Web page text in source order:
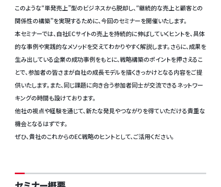
このような“単発売上”型のビジネスから脱却し、“継続的な売上と顧客との
関係性の構築”を実現するために、今回のセミナーを開催いたします。
本セミナーでは、自社ECサイトの売上を持続的に伸ばしていくヒントを、具体
的な事例や実践的なメソッドを交えてわかりやすく解説します。さらに、成果を
生み出している企業の成功事例をもとに、戦略構築のポイントを押さえるこ
とで、参加者の皆さまが自社の成長モデルを描くきっかけとなる内容をご提
供いたします。また、同じ課題に向き合う参加者同士が交流できるネットワー
キングの時間も設けております。
他社の視点や経験を通じて、新たな発見やつながりを得ていただける貴重な
機会となるはずです。
ぜひ、貴社のこれからのEC戦略のヒントとして、ご活用ください。